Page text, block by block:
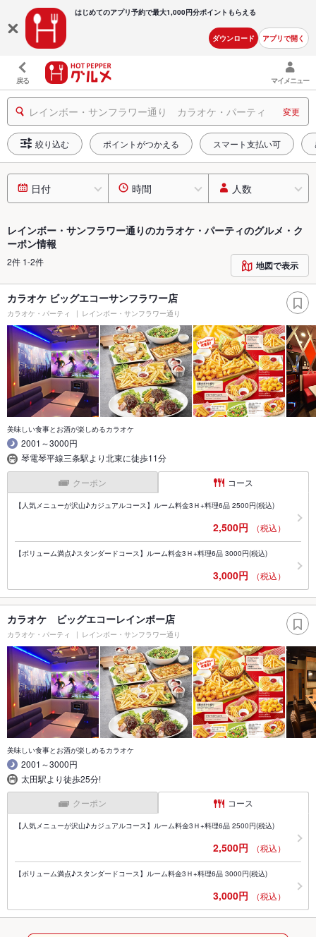
はじめてのアプリ予約で最大1,000円分ポイントもらえる
ダウンロード アプリで開く
戻る マイメニュー
レインボー・サンフラワー通り カラオケ・パーティ 変更
絞り込む ポイントがつかえる スマート支払い可
日付 時間 人数
レインボー・サンフラワー通りのカラオケ・パーティのグルメ・ク
ーポン情報
2件 1-2件 地図で表示
カラオケ ビッグエコーサンフラワー店
カラオケ・パーティ レインボー・サンフラワー通り
美味しい食事とお酒が楽しめるカラオケ
2001～3000円
琴電琴平線三条駅より北東に徒歩11分
クーポン コース
【人気メニューが沢山♪カジュアルコース】ルーム料金3Ｈ+料理6品 2500円(税込)
2,500円 （税込）
【ボリューム満点♪スタンダードコース】ルーム料金3Ｈ+料理6品 3000円(税込)
3,000円 （税込）
カラオケ ビッグエコーレインボー店
カラオケ・パーティ レインボー・サンフラワー通り
美味しい食事とお酒が楽しめるカラオケ
2001～3000円
太田駅より徒歩25分!
クーポン コース
【人気メニューが沢山♪カジュアルコース】ルーム料金3Ｈ+料理6品 2500円(税込)
2,500円 （税込）
【ボリューム満点♪スタンダードコース】ルーム料金3Ｈ+料理6品 3000円(税込)
3,000円 （税込）